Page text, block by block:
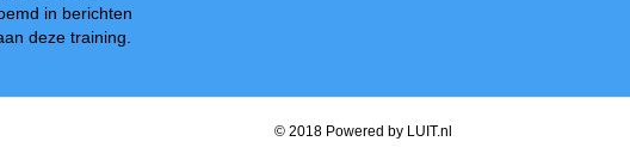
in berichten
deze training.
© 2018 Powered by LUIT.nl